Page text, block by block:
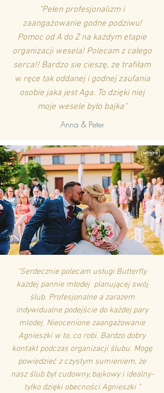
"Pełen profesjonalizm i
zaangażowanie godne podziwu!
Pomoc od A do Z na każdym etapie
organizacji wesela! Polecam z całego
serca!! Bardzo sie cieszę, ze trafiłam
w ręce tak oddanej i godnej zaufania
osobie jaka jest Aga. To dzięki niej
moje wesele było bajka"
Anna & Peter
"Serdecznie polecam usługi Butterfly
każdej pannie młodej planującej swój
ślub. Profesjonalne a zarazem
indywidualne podejście do każdej pary
mlodej. Nieocenione zaangażowanie
Agnieszki w to, co robi. Bardzo dobry
kontakt podczas organizacji ślubu. Mogę
powiedzieć z czystym sumieniem, że
nasz ślub był cudowny, bajkowy i idealny-
tylko dzięki obecności Agnieszki "